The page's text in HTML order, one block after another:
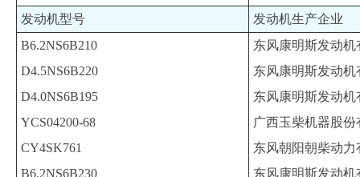
发动机型号
发动机生产企业
B6.2NS6B210
D4.5NS6B220
D4.0NS6B195
YCS04200-68
CY4SK761
B6.2NS6B230
东风康明斯发动机
东风康明斯发动机
东风康明斯发动机
广西玉柴机器股份
东风朝阳朝柴动力
东风康明斯发动机